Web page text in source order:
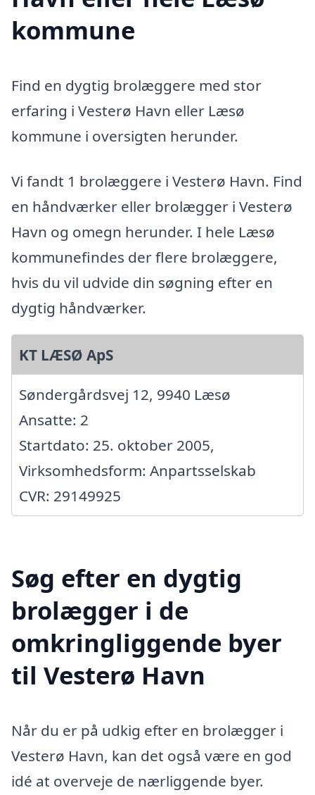
kommune
Find en dygtig brolæggere med stor
erfaring i Vesterø Havn eller Læsø
kommune i oversigten herunder.
Vi fandt 1 brolæggere i Vesterø Havn. Find
en håndværker eller brolægger i Vesterø
Havn og omegn herunder. I hele Læsø
kommunefindes der flere brolæggere,
hvis du vil udvide din søgning efter en
dygtig håndværker.
KT LÆSØ ApS
Søndergårdsvej 12, 9940 Læsø
Ansatte: 2
Startdato: 25. oktober 2005,
Virksomhedsform: Anpartsselskab
CVR: 29149925
Søg efter en dygtig
brolægger i de
omkringliggende byer
til Vesterø Havn
Når du er på udkig efter en brolægger i
Vesterø Havn, kan det også være en god
idé at overveje de nærliggende byer.